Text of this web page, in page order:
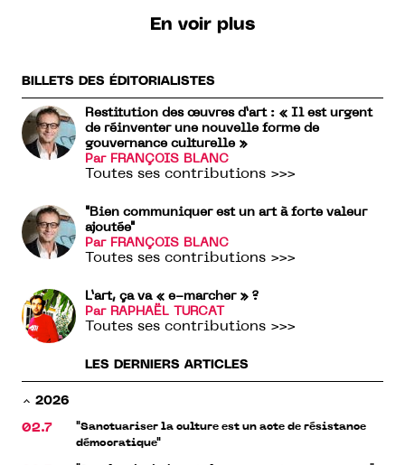
En voir plus
BILLETS DES ÉDITORIALISTES
Restitution des œuvres d’art : « Il est urgent
de réinventer une nouvelle forme de
gouvernance culturelle »
Par FRANÇOIS BLANC
Toutes ses contributions >>>
"Bien communiquer est un art à forte valeur
ajoutée"
Par FRANÇOIS BLANC
Toutes ses contributions >>>
L’art, ça va « e-marcher » ?
Par RAPHAËL TURCAT
Toutes ses contributions >>>
LES DERNIERS ARTICLES
2026
02.7
"Sanctuariser la culture est un acte de résistance
démocratique"